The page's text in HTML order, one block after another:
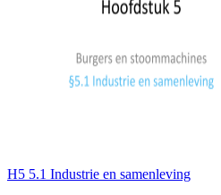
H5 5.1 Industrie en samenleving